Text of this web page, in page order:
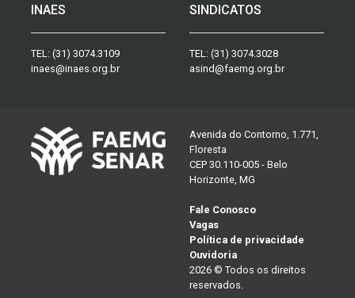
INAES
TEL: (31) 3074.3109
inaes@inaes.org.br
SINDICATOS
TEL: (31) 3074.3028
asind@faemg.org.br
Avenida do Contorno, 1.771,
Floresta
CEP 30.110-005 - Belo
Horizonte, MG
Fale Conosco
Vagas
Política de privacidade
Ouvidoria
2026 © Todos os direitos
reservados.